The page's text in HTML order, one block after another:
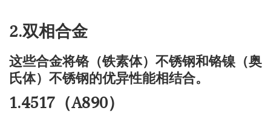
2.双相合金
这些合金将铬（铁素体）不锈钢和铬镍（奥
氏体）不锈钢的优异性能相结合。
1.4517（A890）